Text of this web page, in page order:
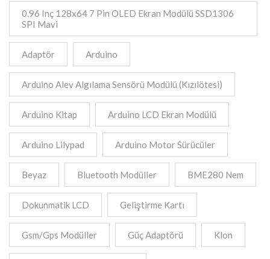
0.96 Inç 128x64 7 Pin OLED Ekran Modülü SSD1306
SPI Mavi
Adaptör Arduino
Arduino Alev Algılama Sensörü Modülü (Kızılötesi)
Arduino Kitap Arduino LCD Ekran Modülü
Arduino Lilypad Arduino Motor Sürücüler
Beyaz Bluetooth Modüller BME280 Nem
Dokunmatik LCD Geliştirme Kartı
Gsm/Gps Modüller Güç Adaptörü Klon